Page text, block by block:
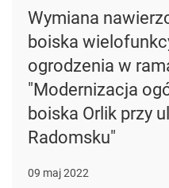
Wymiana
boiska
ogrodzenia w
"Modernizacja
boiska Orlik przy
Radomsku"
09 maj 2022